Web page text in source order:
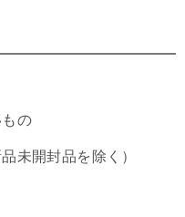
の
未開封品を除く）